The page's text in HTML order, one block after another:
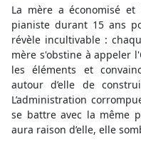
La mère a économisé
pianiste durant 15 ans
révèle incultivable :
mère s'obstine à appeler
les éléments et
autour d’elle de
L’administration
se battre avec la même
aura raison d’elle, elle